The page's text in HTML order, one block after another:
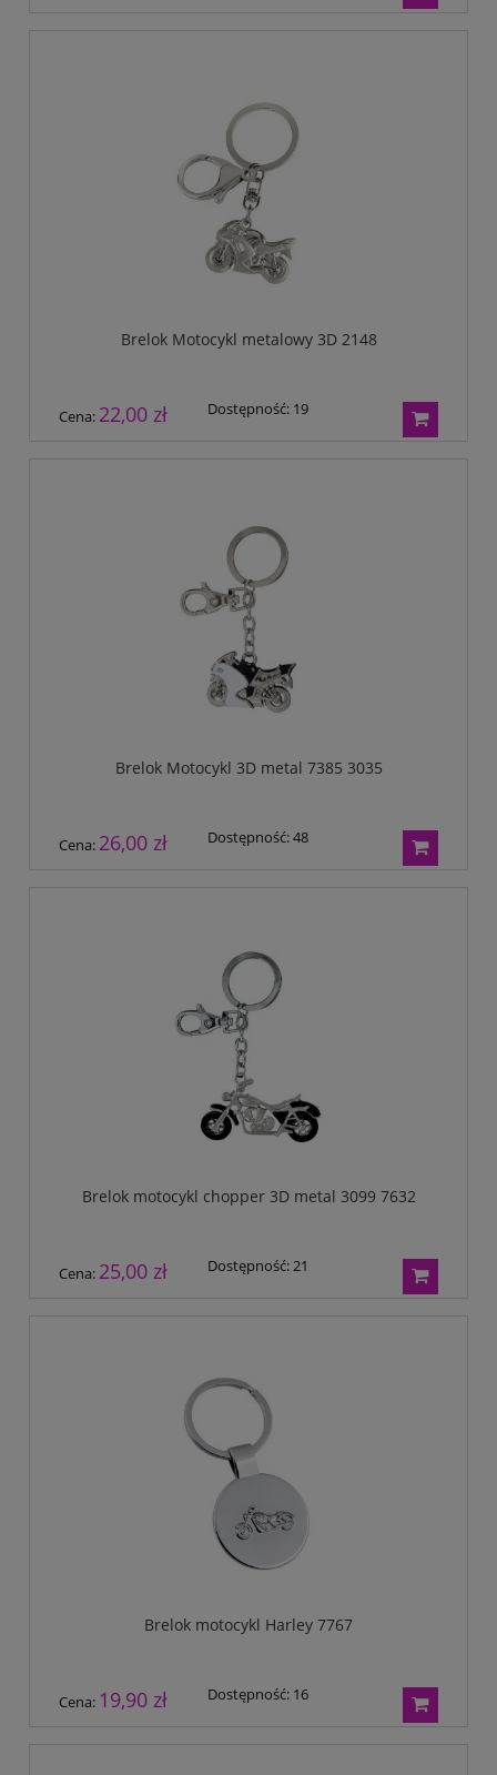
Brelok Motocykl metalowy 3D 2148
Cena: 22,00 zł Dostępność: 19
Brelok Motocykl 3D metal 7385 3035
Cena: 26,00 zł Dostępność:48
Brelok motocykl chopper 3D metal 3099 7632
Cena: 25,00 zł Dostępność:21
Brelok motocykl Harley 7767
Cena: 19,90 zł Dostępność: 16